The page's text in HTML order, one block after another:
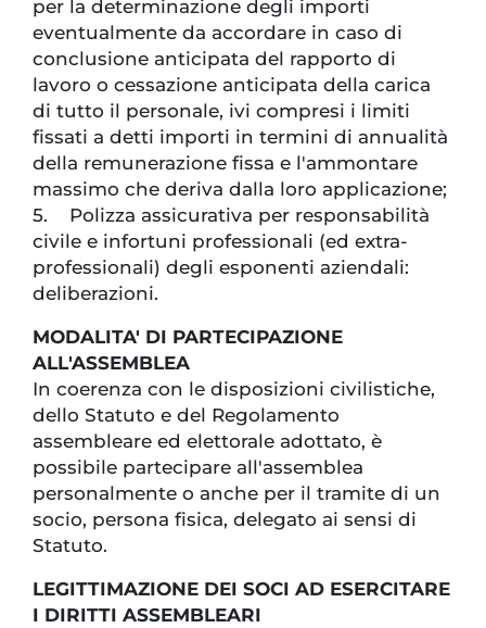
per la determinazione degli importi
eventualmente da accordare in caso di
conclusione anticipata del rapporto di
lavoro o cessazione anticipata della carica
di tutto il personale, ivi compresi i limiti
fissati a detti importi in termini di annualità
della remunerazione fissa e l'ammontare
massimo che deriva dalla loro applicazione;
5. Polizza assicurativa per responsabilità
civile e infortuni professionali (ed extra-
professionali) degli esponenti aziendali:
deliberazioni.
MODALITA' DI PARTECIPAZIONE
ALL'ASSEMBLEA
In coerenza con le disposizioni civilistiche,
dello Statuto e del Regolamento
assembleare ed elettorale adottato, è
possibile partecipare all'assemblea
personalmente o anche per il tramite di un
socio, persona fisica, delegato ai sensi di
Statuto.
LEGITTIMAZIONE DEI SOCI AD ESERCITARE
I DIRITTI ASSEMBLEARI